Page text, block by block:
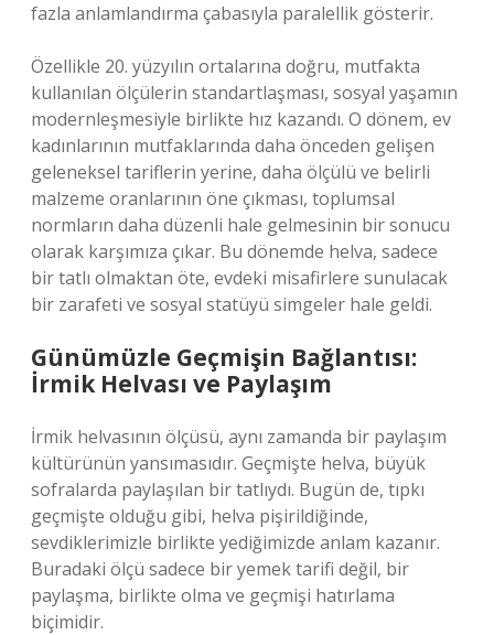
fazla anlamlandırma çabasıyla paralellik gösterir.
Özellikle 20. yüzyılın ortalarına doğru, mutfakta
kullanılan ölçülerin standartlaşması, sosyal yaşamın
modernleşmesiyle birlikte hız kazandı. O dönem, ev
kadınlarının mutfaklarında daha önceden gelişen
geleneksel tariflerin yerine, daha ölçülü ve belirli
malzeme oranlarının öne çıkması, toplumsal
normların daha düzenli hale gelmesinin bir sonucu
olarak karşımıza çıkar. Bu dönemde helva, sadece
bir tatlı olmaktan öte, evdeki misafirlere sunulacak
bir zarafeti ve sosyal statüyü simgeler hale geldi.
Günümüzle Geçmişin Bağlantısı:
İrmik Helvası ve Paylaşım
İrmik helvasının ölçüsü, aynı zamanda bir paylaşım
kültürünün yansımasıdır. Geçmişte helva, büyük
sofralarda paylaşılan bir tatlıydı. Bugün de, tıpkı
geçmişte olduğu gibi, helva pişirildiğinde,
sevdiklerimizle birlikte yediğimizde anlam kazanır.
Buradaki ölçü sadece bir yemek tarifi değil, bir
paylaşma, birlikte olma ve geçmişi hatırlama
biçimidir.